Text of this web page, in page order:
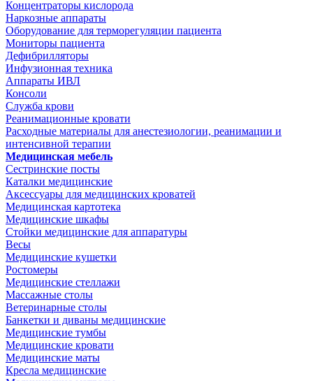
Концентраторы кислорода
Наркозные аппараты
Оборудование для терморегуляции пациента
Мониторы пациента
Дефибрилляторы
Инфузионная техника
Аппараты ИВЛ
Консоли
Служба крови
Реанимационные кровати
Расходные материалы для анестезиологии, реанимации и
интенсивной терапии
Медицинская мебель
Сестринские посты
Каталки медицинские
Аксессуары для медицинских кроватей
Медицинская картотека
Медицинские шкафы
Стойки медицинские для аппаратуры
Весы
Медицинские кушетки
Ростомеры
Медицинские стеллажи
Массажные столы
Ветеринарные столы
Банкетки и диваны медицинские
Медицинские тумбы
Медицинские кровати
Медицинские маты
Кресла медицинские